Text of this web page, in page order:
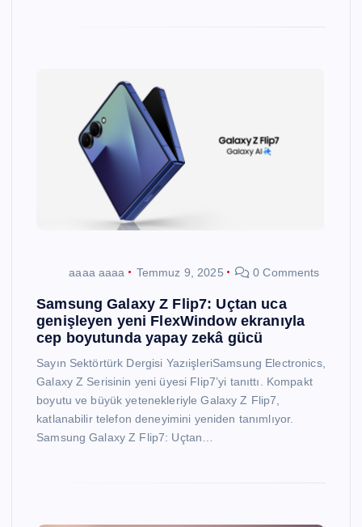
aaaa aaaa Temmuz 9, 2025 0 Comments
Samsung Galaxy Z Flip7: Uçtan uca
genişleyen yeni FlexWindow ekranıyla
cep boyutunda yapay zekâ gücü
Sayın Sektörtürk Dergisi YazıişleriSamsung Electronics,
Galaxy Z Serisinin yeni üyesi Flip7’yi tanıttı. Kompakt
boyutu ve büyük yetenekleriyle Galaxy Z Flip7,
katlanabilir telefon deneyimini yeniden tanımlıyor.
Samsung Galaxy Z Flip7: Uçtan…